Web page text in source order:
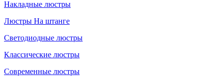
Накладные люстры
Люстры На штанге
Светодиодные люстры
Классические люстры
Современные люстры